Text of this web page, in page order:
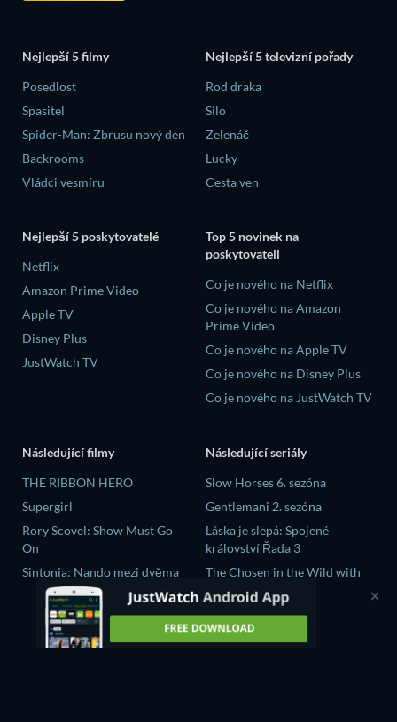
Nejlepší 5 filmy
Posedlost
Spasitel
Spider-Man: Zbrusu nový den
Backrooms
Vládci vesmíru
Nejlepší 5 televizní pořady
Rod draka
Silo
Zelenáč
Lucky
Cesta ven
Nejlepší 5 poskytovatelé
Netflix
Amazon Prime Video
Apple TV
Disney Plus
JustWatch TV
Top 5 novinek na
poskytovateli
Co je nového na Netflix
Co je nového na Amazon
Prime Video
Co je nového na Apple TV
Co je nového na Disney Plus
Co je nového na JustWatch TV
Následující filmy
THE RIBBON HERO
Supergirl
Rory Scovel: Show Must Go
On
Sintonia: Nando mezi dvěma
světy
The Crystal Planet
Následující seriály
Slow Horses 6. sezóna
Gentlemani 2. sezóna
Láska je slepá: Spojené
království Řada 3
The Chosen in the Wild with
Bear Grylls 1. sezóna
大空港～GATE24～ Řada 1